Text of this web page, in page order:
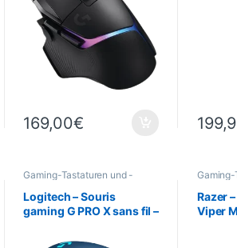
169,00€
Gaming-Tastaturen und -
Mäuse,
Logitech – Souris
gaming G PRO X sans fil –
Legends
Mäuse,
Razer
Viper